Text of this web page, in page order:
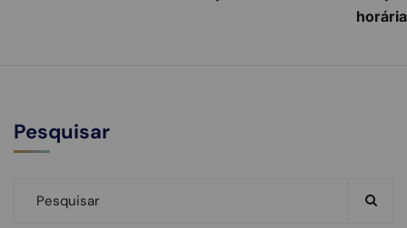
horária
Pesquisar